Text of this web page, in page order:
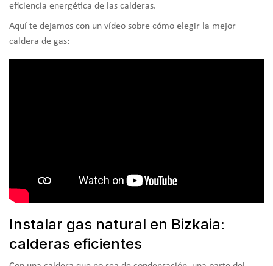
eficiencia energética de las calderas.
Aquí te dejamos con un vídeo sobre cómo elegir la mejor
caldera de gas:
Instalar gas natural en Bizkaia:
calderas eficientes